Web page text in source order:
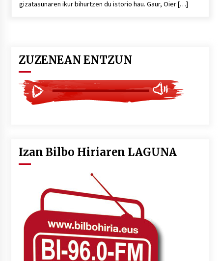
da
2026/07/07
2026/07/03
SOINUGELA: Paul McCartney eta Ringo Starr-en
lan berriak
2026/07/03
MUSIBLA #297: Bide, Boards Of Canada, Somak,
Tiga, Twisted Teens, Underscores, Habia
gizatasunaren ikur bihurtzen du istorio hau. Gaur, Oier […]
ZUZENEAN ENTZUN
Izan Bilbo Hiriaren LAGUNA